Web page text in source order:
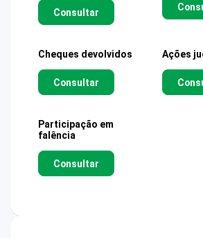
Consultar
Cheques devolvidos
Consultar
Ações
Participação em
falência
Consultar